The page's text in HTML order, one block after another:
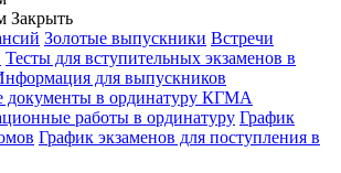
Закрыть
Золотые выпускники Встречи
Тесты для вступительных экзаменов в
для выпускников
документы в ординатуру КГМА
работы в ординатуру График
График экзаменов для поступления в